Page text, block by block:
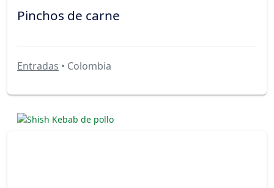
Pinchos de carne
Entradas • Colombia